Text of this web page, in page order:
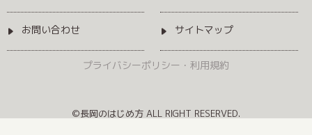
お問い合わせ サイトマップ
プライバシーポリシー・利用規約
©長岡のはじめ方 ALL RIGHT RESERVED.